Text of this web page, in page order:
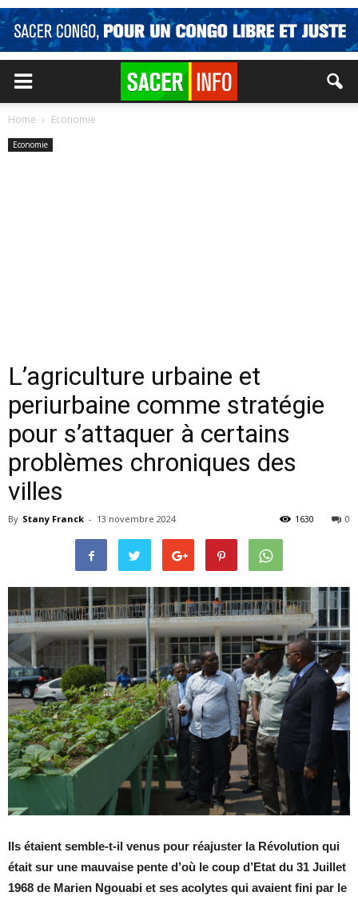
Home Economie
Economie
L’agriculture urbaine et
periurbaine comme stratégie
pour s’attaquer à certains
problèmes chroniques des
villes
By Stany Franck - 13 novembre 2024 0
1630
Ils étaient semble-t-il venus pour réajuster la Révolution qui
était sur une mauvaise pente d’où le coup d’Etat du 31 Juillet
1968 de Marien Ngouabi et ses acolytes qui avaient fini par le